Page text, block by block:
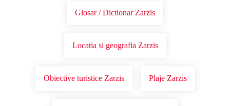
Glosar / Dictionar Zarzis
Locatia si geografia Zarzis
Obiective turistice Zarzis Plaje Zarzis